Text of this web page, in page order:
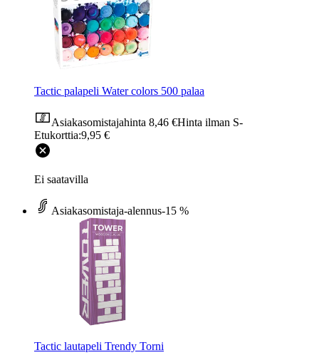
Tactic palapeli Water colors 500 palaa
Asiakasomistajahinta 8,46 €Hinta ilman S-
Etukorttia:9,95 €
Ei saatavilla
Asiakasomistaja-alennus-15 %
Tactic lautapeli Trendy Torni